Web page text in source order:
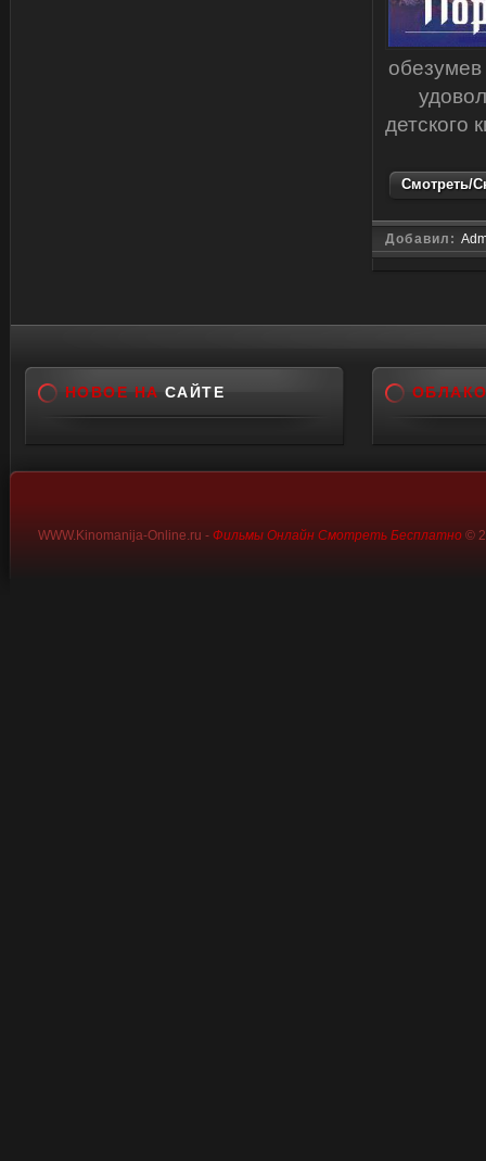
детского
Смотреть/
Добавил:
НОВОЕ НА САЙТЕ
WWW.Kinomanija-Online.ru - Фильмы Онлайн Смотреть Бесплатно ©